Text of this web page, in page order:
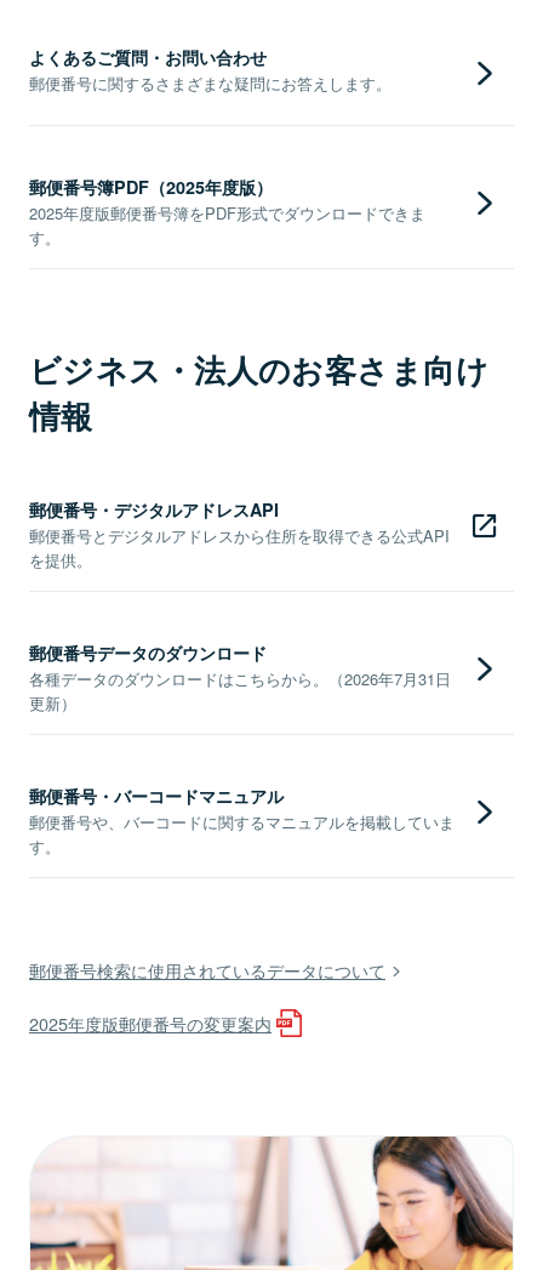
よくあるご質問・お問い合わせ
郵便番号に関するさまざまな疑問にお答えします。
郵便番号簿PDF（2025年度版）
2025年度版郵便番号簿をPDF形式でダウンロードできま
す。
ビジネス・法人のお客さま向け
情報
郵便番号・デジタルアドレスAPI
郵便番号とデジタルアドレスから住所を取得できる公式API
を提供。
郵便番号データのダウンロード
各種データのダウンロードはこちらから。（2026年7月31日
更新）
郵便番号・バーコードマニュアル
郵便番号や、バーコードに関するマニュアルを掲載していま
す。
郵便番号検索に使用されているデータについて
2025年度版郵便番号の変更案内